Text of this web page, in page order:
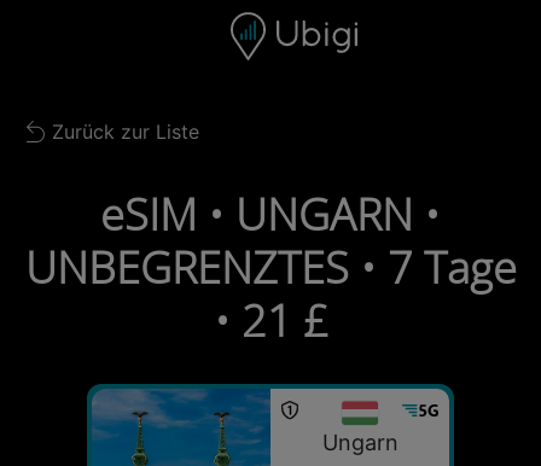
Navigationsleiste Fußzeile
Back to list
Zurück zur Liste
eSIM • UNGARN •
UNBEGRENZTES • 7 Tage
• 21 £
Ungarn